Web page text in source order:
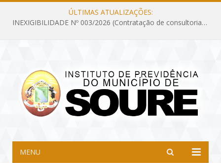
ÚLTIMAS ATUALIZAÇÕES:
INEXIGIBILIDADE Nº 003/2026 (Contratação de consultoria previdenciária com finalidade de obtenção do CRP, confecção dos demonstrativos previdenciários DAIR, DIPR e DPIN, preparar e alimentar o CADPREV, em atendimento às demandas do Instituto de Previdência dos Servidores do Município de Soure – IPSMS, por um período de 10 (dez) meses)
MENU